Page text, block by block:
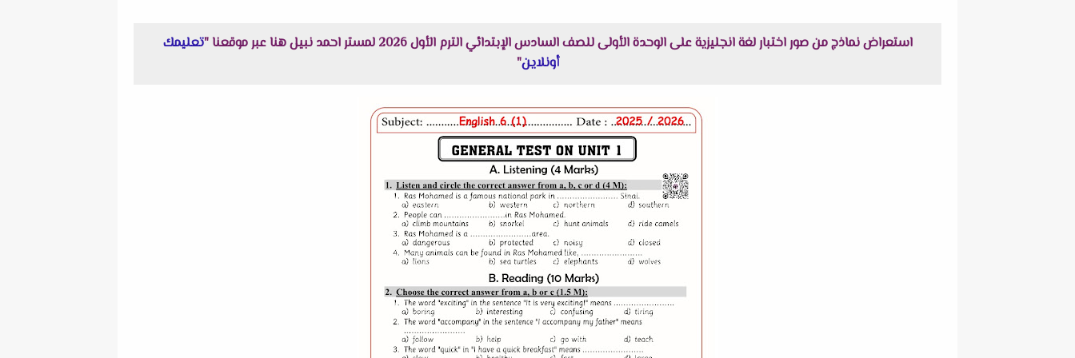
استعراض نماذج من صور اختبار لغة انجليزية على الوحدة الأولى للصف السادس الإبتدائي الترم الأول 2026 لمستر احمد نبيل هنا عبر موقعنا "
تعليمك
أونلاين"